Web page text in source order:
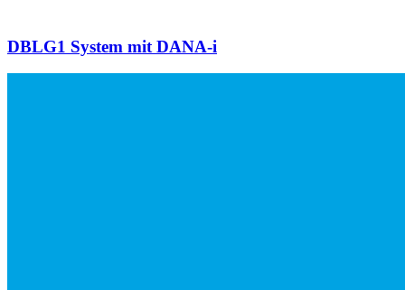
DBLG1 System mit DANA-i